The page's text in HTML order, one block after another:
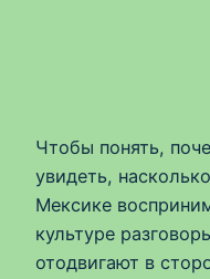
Чтобы понять,
увидеть,
Мексике
культуре
отодвигают в